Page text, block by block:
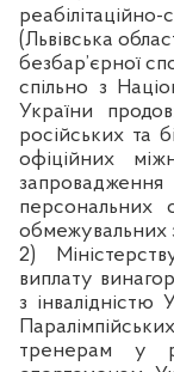
(Львівська
безбар’єрної
спільно з
України
російських та
офіційних
персональних
обмежувальних
2)
виплату
з
тренерам у